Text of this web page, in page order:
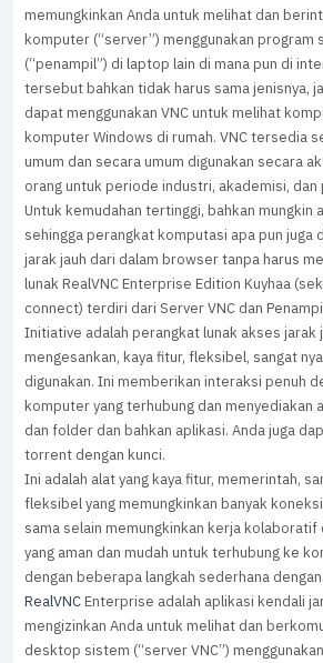
memungkinkan Anda untuk melihat dan
komputer (“server”) menggunakan program
(“penampil”) di laptop lain di mana pun di
tersebut bahkan tidak harus sama jenisnya,
dapat menggunakan VNC untuk melihat
komputer Windows di rumah. VNC tersedia
umum dan secara umum digunakan secara
orang untuk periode industri, akademisi, dan
Untuk kemudahan tertinggi, bahkan mungkin
sehingga perangkat komputasi apa pun juga
jarak jauh dari dalam browser tanpa harus
lunak RealVNC Enterprise Edition Kuyhaa
connect) terdiri dari Server VNC dan
Initiative adalah perangkat lunak akses jarak
mengesankan, kaya fitur, fleksibel, sangat
digunakan. Ini memberikan interaksi penuh
komputer yang terhubung dan menyediakan
dan folder dan bahkan aplikasi. Anda juga
torrent dengan kunci.
Ini adalah alat yang kaya fitur, memerintah,
fleksibel yang memungkinkan banyak
sama selain memungkinkan kerja
yang aman dan mudah untuk terhubung ke
dengan beberapa langkah sederhana dengan
RealVNCEnterprise adalah aplikasi kendali
mengizinkan Anda untuk melihat dan
desktop sistem (“server VNC”)